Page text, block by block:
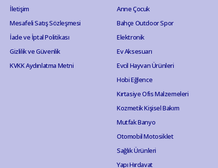
İletişim
Mesafeli Satış Sözleşmesi
İade ve İptal Politikası
Gizlilik ve Güvenlik
KVKK Aydınlatma Metni
Anne Çocuk
Bahçe Outdoor Spor
Elektronik
Ev Aksesuarı
Evcil Hayvan Ürünleri
Hobi Eğlence
Kırtasiye Ofis Malzemeleri
Kozmetik Kişisel Bakım
Mutfak Banyo
Otomobil Motosiklet
Sağlık Ürünleri
Yapı Hırdavat